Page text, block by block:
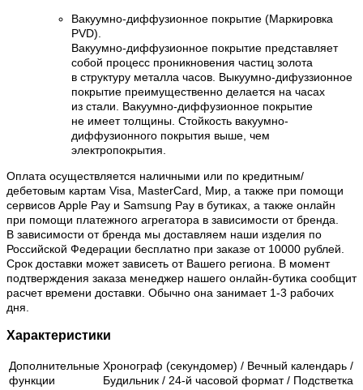
Вакуумно-диффузионное покрытие (Маркировка
PVD).
Вакуумно-диффузионное покрытие представляет
собой процесс проникновения частиц золота
в структуру металла часов. Выкуумно-дифуззионное
покрытие преимущественно делается на часах
из стали. Вакуумно-диффузионное покрытие
не имеет толщины. Стойкость вакуумно-
диффузионного покрытия выше, чем
электропокрытия.
Оплата осуществляется наличными или по кредитным/
дебетовым картам Visa, MasterCard, Мир, а также при помощи
сервисов Apple Pay и Samsung Pay в бутиках, а также онлайн
при помощи платежного агрегатора в зависимости от бренда.
В зависимости от бренда мы доставляем наши изделия по
Российской Федерации бесплатно при заказе от 10000 рублей.
Срок доставки может зависеть от Вашего региона. В момент
подтверждения заказа менеджер нашего онлайн-бутика сообщит
расчет времени доставки. Обычно она занимает 1-3 рабочих
дня.
Характеристики
Дополнительные
функции
Хронограф (секундомер) / Вечный календарь /
Будильник / 24-й часовой формат / Подстветка